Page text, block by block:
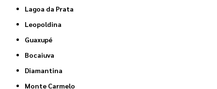
Lagoa da Prata
Leopoldina
Guaxupé
Bocaiuva
Diamantina
Monte Carmelo